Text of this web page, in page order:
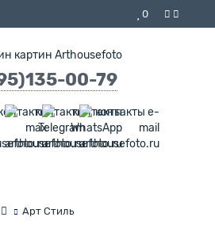
0
00-79
Арт Стиль